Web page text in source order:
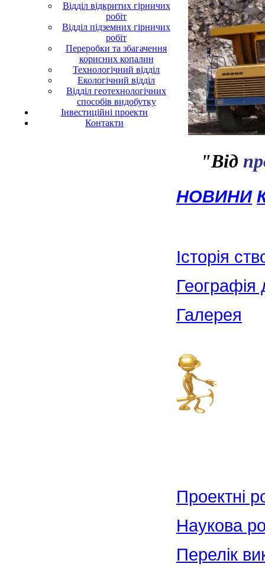
Відділ відкритих гірничих
робіт
Відділ підземних гірничих
робіт
Переробки та збагачення
корисних копалин
Технологічний відділ
Екологічний відділ
Відділ геотехнологічних
способів видобутку
Інвестиційні проекти
Контакти
"Від
НОВИНИ
Історія
Географія
Галерея
Проектні
Наукова
Перелік